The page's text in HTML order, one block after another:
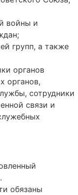
войны и
групп, а также
органов
органов,
сотрудники
связи и
обязаны